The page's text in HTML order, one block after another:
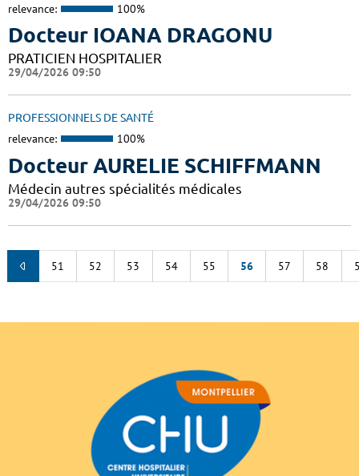
relevance: 100%
Docteur IOANA DRAGONU
PRATICIEN HOSPITALIER
29/04/2026 09:50
PROFESSIONNELS DE SANTÉ
relevance: 100%
Docteur AURELIE SCHIFFMANN
Médecin autres spécialités médicales
29/04/2026 09:50
51 52 53 54 55 56 57 58